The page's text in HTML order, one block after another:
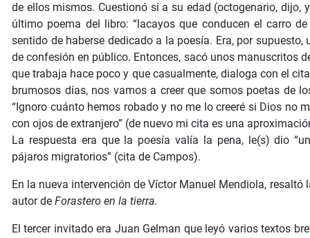
de ellos mismos. Cuestionó si a su edad (octogenario, dijo,
último poema del libro: “lacayos que conducen el carro
sentido de haberse dedicado a la poesía. Era, por
de confesión en público. Entonces, sacó unos manuscritos
que trabaja hace poco y que casualmente, dialoga con el
brumosos días, nos vamos a creer que somos poetas de
“Ignoro cuánto hemos robado y no me lo creeré si Dios no
con ojos de extranjero” (de nuevo mi cita es una
La respuesta era que la poesía valía la pena, le(s) dio
pájaros migratorios” (cita de Campos).
En la nueva intervención de Víctor Manuel Mendiola,
autor de Forastero en la tierra.
El tercer invitado era Juan Gelman que leyó varios textos